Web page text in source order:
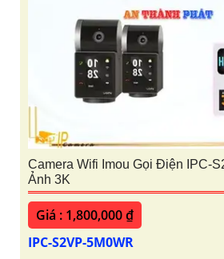
Camera Wifi Imou Gọi Điện IPC-
Ảnh 3K
Giá : 1,800,000 ₫
IPC-S2VP-5M0WR